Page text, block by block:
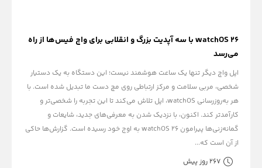
watchOS 26 با سه آپدیت بزرگ و انقلابی برای واچ فیس‌ها از راه
می‌رسد
اپل واچ دیگر تنها یک ساعت هوشمند نیست؛ این دستگاه به یک دستیار
شخصی، مربی سلامت و مرکز ارتباطی روی مچ دست ما تبدیل شده است. با
هر به‌روزرسانی watchOS، اپل تلاش می‌کند تا این تجربه را شخصی‌تر و
کارآمدتر کند. اکنون، با نزدیک شدن به معرفی‌های جدید، شایعات و
گمانه‌زنی‌ها پیرامون watchOS 26 به اوج خود رسیده است. گزارش‌ها حاکی
از آن است که...
267 روز پیش